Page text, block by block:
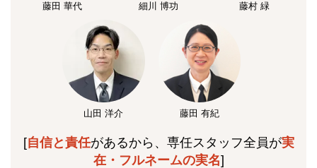
藤田 華代 細川 博功 藤村 緑
山田 洋介 藤田 有紀
[自信と責任があるから、専任スタッフ全員が実
在・フルネームの実名]